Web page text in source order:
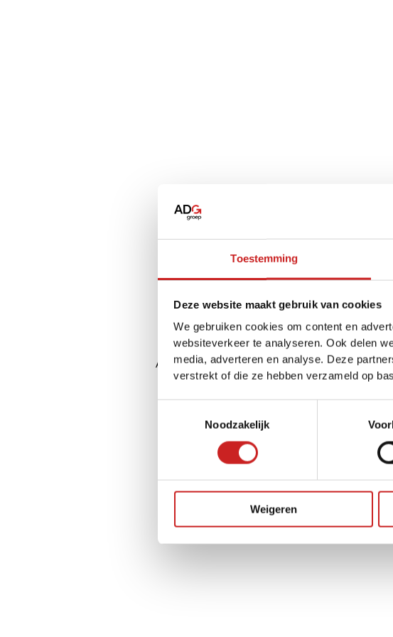
Toestemming
Deze website maakt gebruik van cookies
We gebruiken cookies om content en
websiteverkeer te analyseren. Ook delen
media, adverteren en analyse. Deze
verstrekt of die ze hebben verzameld op
Noodzakelijk
Weigeren
Application error: aclient-side exception has